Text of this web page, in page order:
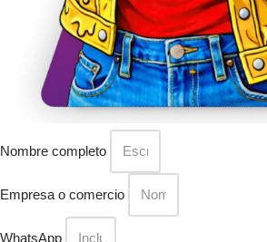
Nombre completo
Empresa o comercio
WhatsApp